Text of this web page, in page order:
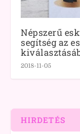
Népszerű
segítség az
2018-11-05
HIRDETÉS